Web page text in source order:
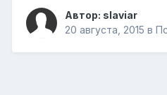
Автор: slaviar
20 августа, 2015 в